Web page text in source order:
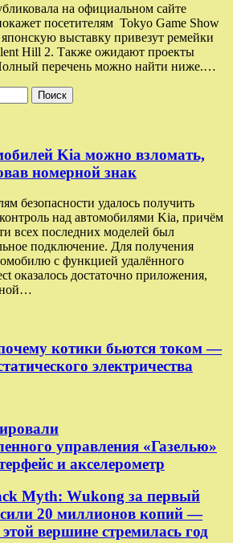
на официальном сайте
посетителям Tokyo Game Show
выставку привезут ремейки
Hill 2. Также ожидают проекты
перечень можно найти ниже.…
Kia можно взломать,
номерной знак
безопасности удалось получить
над автомобилями Kia, причём
всех последних моделей был
подключение. Для получения
с функцией удалённого
оказалось достаточно приложения,
котики бьются током —
электричества
управления «Газелью»
и акселерометр
Myth: Wukong за первый
20 миллионов копий —
вершине стремилась год